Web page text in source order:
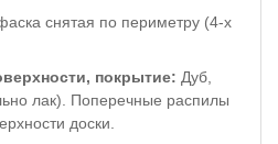
снятая по периметру (4-х
покрытие: Дуб,
лак). Поперечные распилы
доски.